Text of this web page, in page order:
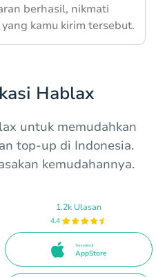
berhasil, nikmati
kamu kirim tersebut.
Hablax
untuk memudahkan
top-up di Indonesia.
kemudahannya.
1.2k Ulasan
4.4
Tersedia di
AppStore